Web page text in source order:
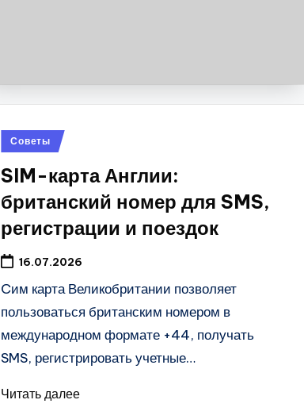
Опубликовано
Советы
SIM-карта Англии:
британский номер для SMS,
регистрации и поездок
16.07.2026
Cим карта Великобритании позволяет
пользоваться британским номером в
международном формате +44, получать
SMS, регистрировать учетные…
Читать далее